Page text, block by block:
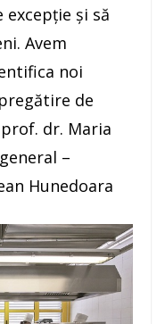
și să
Avem
noi
de
dr. Maria
–
Hunedoara